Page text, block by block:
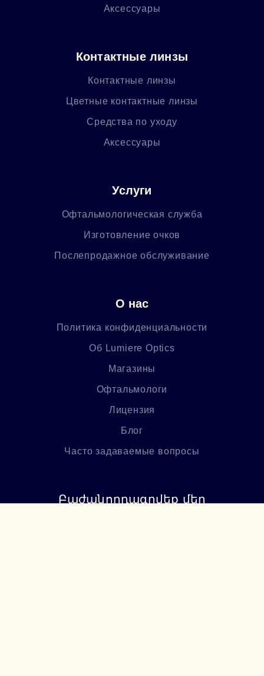
Аксессуары
Контактные линзы
Контактные линзы
Цветные контактные линзы
Средства по уходу
Аксессуары
Услуги
Офтальмологическая служба
Изготовление очков
Послепродажное обслуживание
О нас
Политика конфиденциальности
Об Lumiere Optics
Магазины
Офтальмологи
Лицензия
Блог
Часто задаваемые вопросы
Բաժանորդագրվեք մեր